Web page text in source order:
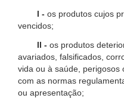
I - os produtos cujos
vencidos;
II - os produtos
avariados, falsificados,
vida ou à saúde, perigosos
com as normas
ou apresentação;